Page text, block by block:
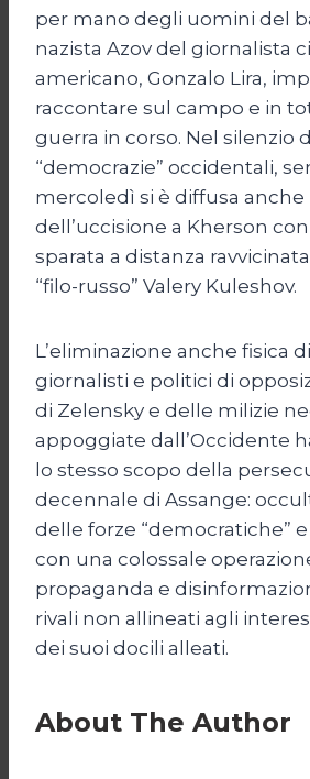
per mano degli uomini del
nazista Azov del giornalista
americano, Gonzalo Lira,
raccontare sul campo e in
guerra in corso. Nel silenzio
“democrazie” occidentali,
mercoledì si è diffusa anche
dell’uccisione a Kherson
sparata a distanza
“filo-russo” Valery Kuleshov.
L’eliminazione anche fisica
giornalisti e politici di
di Zelensky e delle milizie
appoggiate dall’Occidente
lo stesso scopo della
decennale di Assange:
delle forze “democratiche”
con una colossale
propaganda e
rivali non allineati agli
dei suoi docili alleati.
About The Author